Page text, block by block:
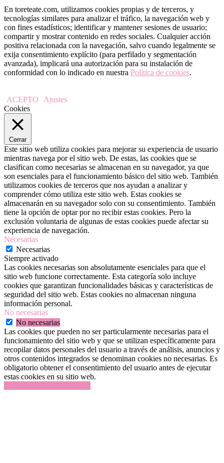
En toreteate.com, utilizamos cookies propias y de terceros, y
tecnologías similares para analizar el tráfico, la navegación web y
con fines estadísticos; identificar y mantener sesiones de usuario;
compartir y mostrar contenido en redes sociales. Cualquier acción
positiva relacionada con la navegación, salvo cuando legalmente se
exija consentimiento explícito (para perfilado y segmentación
avanzada), implicará una autorización para su instalación de
conformidad con lo indicado en nuestra Política de cookies.
ACEPTO
Ajustes
Cookies
Cerrar
Este sitio web utiliza cookies para mejorar su experiencia de usuario
mientras navega por el sitio web. De estas, las cookies que se
clasifican como necesarias se almacenan en su navegador, ya que
son esenciales para el funcionamiento básico del sitio web. También
utilizamos cookies de terceros que nos ayudan a analizar y
comprender cómo utiliza este sitio web. Estas cookies se
almacenarán en su navegador solo con su consentimiento. También
tiene la opción de optar por no recibir estas cookies. Pero la
exclusión voluntaria de algunas de estas cookies puede afectar su
experiencia de navegación.
Necesarias
Necesarias
Siempre activado
Las cookies necesarias son absolutamente esenciales para que el
sitio web funcione correctamente. Esta categoría solo incluye
cookies que garantizan funcionalidades básicas y características de
seguridad del sitio web. Estas cookies no almacenan ninguna
información personal.
No necesarias
No necesarias
Las cookies que pueden no ser particularmente necesarias para el
funcionamiento del sitio web y que se utilizan específicamente para
recopilar datos personales del usuario a través de análisis, anuncios y
otros contenidos integrados se denominan cookies no necesarias. Es
obligatorio obtener el consentimiento del usuario antes de ejecutar
estas cookies en su sitio web.